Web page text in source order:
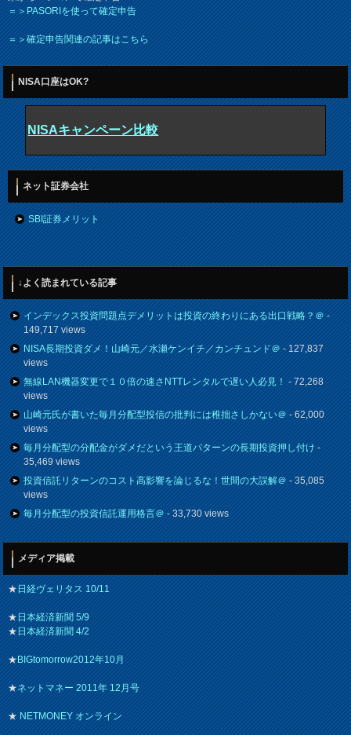
＝＞PASORIを使って確定申告
＝＞確定申告関連の記事はこちら
NISA口座はOK?
NISAキャンペーン比較
ネット証券会社
SBI証券メリット
↓よく読まれている記事
インデックス投資問題点デメリットは投資の終わりにある出口戦略？＠-
149,717 views
NISA長期投資ダメ！山崎元／水瀬ケンイチ／カンチュンド＠- 127,837
views
無線LAN機器変更で１０倍の速さNTTレンタルで遅い人必見！- 72,268
views
山崎元氏が書いた毎月分配型投信の批判には稚拙さしかない＠- 62,000
views
毎月分配型の分配金がダメだという王道パターンの長期投資押し付け-
35,469 views
投資信託リターンのコスト高影響を論じるな！世間の大誤解＠- 35,085
views
毎月分配型の投資信託運用格言＠- 33,730 views
メディア掲載
★日経ヴェリタス 10/11
★日本経済新聞 5/9
★日本経済新聞 4/2
★BIGtomorrow2012年10月
★ネットマネー 2011年 12月号
★NETMONEY オンライン